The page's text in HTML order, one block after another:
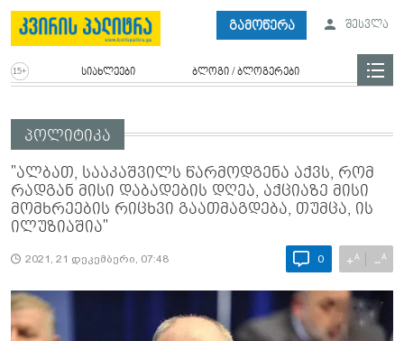
გამოწერა შესვლა
სიახლეები ბლოგი / ბლოგერები
პოლიტიკა
"ალბათ, სააკაშვილს წარმოდგენა აქვს, რომ
რადგან მისი დაბადების დღეა, აქციაზე მისი
მომხრეების რიცხვი გაათმაგდება, თუმცა, ის
ილუზიაშია"
2021, 21 დეკემბერი, 07:48 0 +A −A